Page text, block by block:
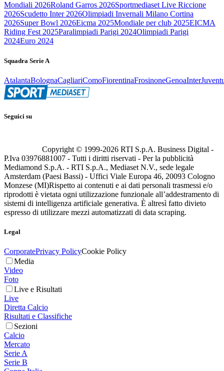
Mondiali 2026Roland Garros 2026Sportmediaset Live Riccione
2026Scudetto Inter 2026Olimpiadi Invernali Milano Cortina
2026Super Bowl 2026Eicma 2025Mondiale per club 2025EICMA
Riding Fest 2025Paralimpiadi Parigi 2024Olimpiadi Parigi
2024Euro 2024
Squadra Serie A
AtalantaBolognaCagliariComoFiorentinaFrosinoneGenoaInter
Seguici su
Copyright © 1999-2026 RTI S.p.A. Business Digital -
P.Iva 03976881007 - Tutti i diritti riservati - Per la pubblicità
Mediamond S.p.A. - RTI S.p.A., Mediaset N.V., sede legale
Amsterdam (Paesi Bassi) - Uffici Viale Europa 46, 20093 Cologno
Monzese (MI)Rispetto ai contenuti e ai dati personali trasmessi e/o
riprodotti è vietata ogni utilizzazione funzionale all’addestramento di
sistemi di intelligenza artificiale generativa. È altresì fatto divieto
espresso di utilizzare mezzi automatizzati di data scraping.
Legal
CorporatePrivacy PolicyCookie Policy
Media
Video
Foto
Live e Risultati
Live
Diretta Calcio
Risultati e Classifiche
Sezioni
Calcio
Mercato
Serie A
Serie B